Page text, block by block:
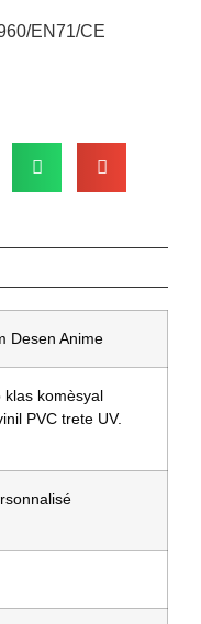
EN71/CE
Desen Anime
klas komèsyal
PVC trete UV.